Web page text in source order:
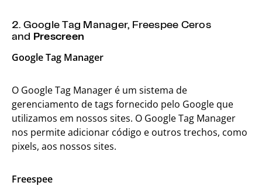
2. Google Tag Manager, Freespee Ceros
and Prescreen
Google Tag Manager
O Google Tag Manager é um sistema de
gerenciamento de tags fornecido pelo Google que
utilizamos em nossos sites. O Google Tag Manager
nos permite adicionar código e outros trechos, como
pixels, aos nossos sites.
Freespee